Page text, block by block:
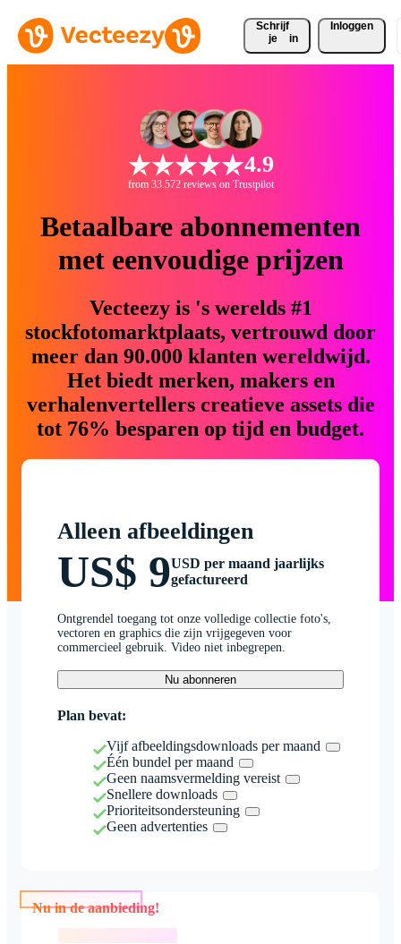
Schrijf
je
in
Inloggen
4.9
from 33.572 reviews on Trustpilot
Betaalbare abonnementen
met eenvoudige prijzen
Vecteezy is 's werelds #1
stockfotomarktplaats, vertrouwd door
meer dan 90.000 klanten wereldwijd.
Het biedt merken, makers en
verhalenvertellers creatieve assets die
tot 76% besparen op tijd en budget.
Alleen afbeeldingen
US$ 9USD per maand jaarlijks
gefactureerd
Ontgrendel toegang tot onze volledige collectie foto's,
vectoren en graphics die zijn vrijgegeven voor
commercieel gebruik. Video niet inbegrepen.
Nu abonneren
Plan bevat:
Vijf afbeeldingsdownloads per maand
Één bundel per maand
Geen naamsvermelding vereist
Snellere downloads
Prioriteitsondersteuning
Geen advertenties
Nu in de aanbieding!